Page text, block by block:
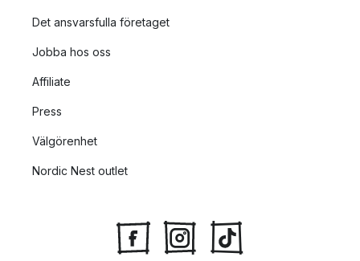
Det ansvarsfulla företaget
Jobba hos oss
Affiliate
Press
Välgörenhet
Nordic Nest outlet